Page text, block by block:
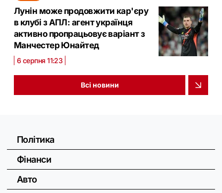
Лунін може продовжити кар'єру
в клубі з АПЛ: агент українця
активно пропрацьовує варіант з
Манчестер Юнайтед
6 серпня 11:23
Всі новини
Політика
Фінанси
Авто